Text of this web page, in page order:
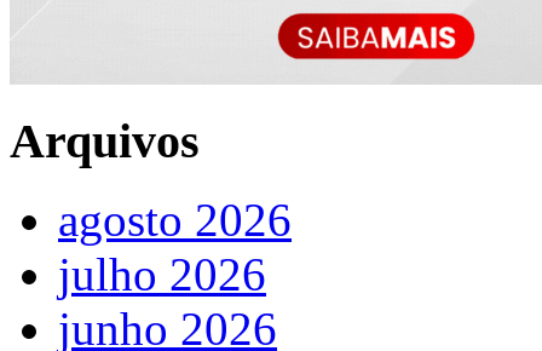
Arquivos
agosto 2026
julho 2026
junho 2026